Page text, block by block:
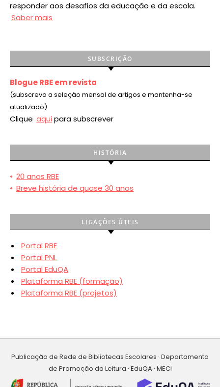
responder aos desafios da educação e da escola.
Saber mais
SUBSCRIÇÃO
Blogue RBE em revista
(subscreva a seleção mensal de artigos e mantenha-se
atualizado)
Clique aqui para subscrever
HISTÓRIA
• 20 anos RBE
• Breve história de quase 30 anos
LIGAÇÕES ÚTEIS
Portal RBE
Portal PNL
Portal EduQA
Plataforma RBE (formação)
Plataforma RBE (projetos)
Publicação de Rede de Bibliotecas Escolares · Departamento
de Promoção da Leitura · EduQA · MECI